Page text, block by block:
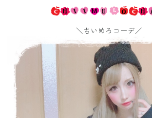
＼ちいめろコーデ／